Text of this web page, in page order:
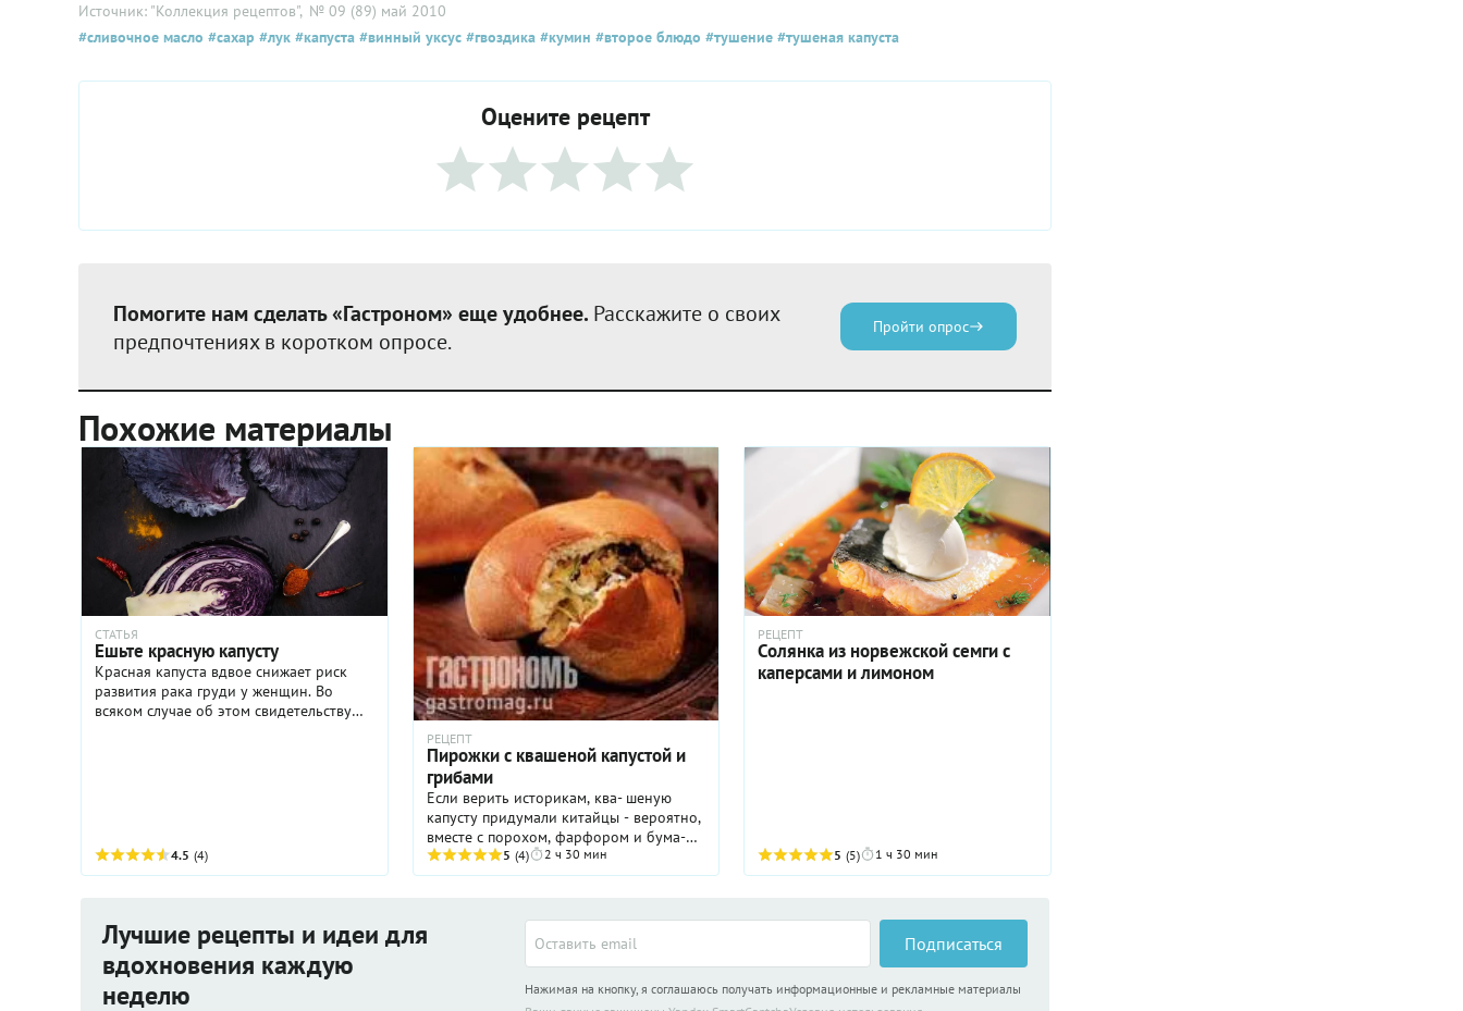
Источник: "Коллекция рецептов", № 09 (89) май 2010
#сливочное масло #сахар #лук #капуста #винный уксус #гвоздика #кумин #второе блюдо #тушение #тушеная капуста
Оцените рецепт
Помогите нам сделать «Гастроном» еще удобнее. Расскажите о своих
предпочтениях в коротком опросе.
Пройти опрос
Похожие материалы
СТАТЬЯ
Ешьте красную капусту
Красная капуста вдвое снижает риск
развития рака груди у женщин. Во
всяком случае об этом свидетельствуют
4.5 (4)
РЕЦЕПТ
Пирожки с квашеной капустой и
грибами
Если верить историкам, ква- шеную
капусту придумали китайцы - вероятно,
вместе с порохом, фарфором и бума-
гой. Но мы считаем это блю- до
исконно русским.
5 (4) 2 ч 30 мин
РЕЦЕПТ
Солянка из норвежской семги с
каперсами и лимоном
5 (5) 1 ч 30 мин
Лучшие рецепты и идеи для
вдохновения каждую
неделю
Подписаться
Нажимая на кнопку, я соглашаюсь получать информационные и рекламные материалы